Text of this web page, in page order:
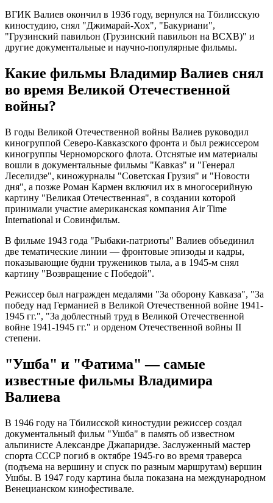
ВГИК Валиев окончил в 1936 году, вернулся на Тбилисскую
киностудию, снял "Джимарай-Хох", "Бакуриани",
"Грузинский павильон (Грузинский павильон на ВСХВ)" и
другие документальные и научно-популярные фильмы.
Какие фильмы Владимир Валиев снял
во время Великой Отечественной
войны?
В годы Великой Отечественной войны Валиев руководил
киногруппой Северо-Кавказского фронта и был режиссером
киногруппы Черноморского флота. Отснятые им материалы
вошли в документальные фильмы "Кавказ" и "Генерал
Леселидзе", киножурналы "Советская Грузия" и "Новости
дня", а позже Роман Кармен включил их в многосерийную
картину "Великая Отечественная", в создании которой
принимали участие американская компания Air Time
International и Совинфильм.
В фильме 1943 года "Рыбаки-патриоты" Валиев объединил
две тематические линии — фронтовые эпизоды и кадры,
показывающие будни тружеников тыла, а в 1945-м снял
картину "Возвращение с Победой".
Режиссер был награжден медалями "За оборону Кавказа", "За
победу над Германией в Великой Отечественной войне 1941-
1945 гг.", "За доблестный труд в Великой Отечественной
войне 1941-1945 гг." и орденом Отечественной войны II
степени.
"Ушба" и "Фатима" — самые
известные фильмы Владимира
Валиева
В 1946 году на Тбилисской киностудии режиссер создал
документальный фильм "Ушба" в память об известном
альпинисте Александре Джапаридзе. Заслуженный мастер
спорта СССР погиб в октябре 1945-го во время траверса
(подъема на вершину и спуск по разным маршрутам) вершин
Ушбы. В 1947 году картина была показана на международном
Венецианском кинофестивале.